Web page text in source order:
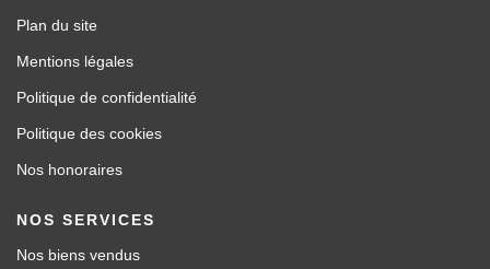
Plan du site
Mentions légales
Politique de confidentialité
Politique des cookies
Nos honoraires
NOS SERVICES
Nos biens vendus